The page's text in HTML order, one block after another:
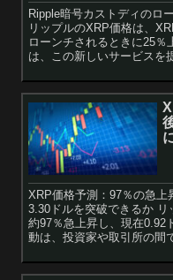
Ripple暗号カストディのロ
リップルのXRP価格は、
ローンチされるときに25
は、この新しいサービスを
XRP価格予測：97％の急上
3.30ドルを突破できるか
約97％急上昇し、現在0.92
動は、投資家や取引所の間